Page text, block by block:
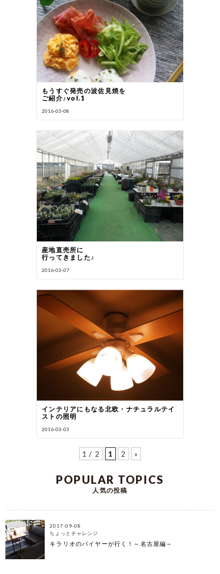
もうすぐ発売の波佐見焼を
ご紹介♪vol.1
2016-03-08
産地直売所に
行ってきました♪
2016-03-07
インテリアにもなる北欧・ナチュラルテイ
ストの照明
2016-03-03
1 / 2 1 2 »
POPULAR TOPICS
人気の投稿
2017-09-08
ちょっとチャレンジ
キラリオのバイヤーが行く！～名古屋編～